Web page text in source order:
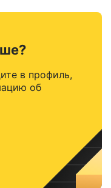
в профиль,
об